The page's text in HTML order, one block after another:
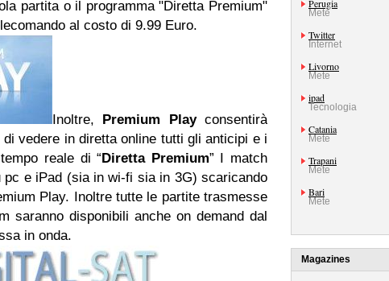
partita o il programma "Diretta Premium"
al costo di 9.99 Euro.
Inoltre, Premium Playconsentirà
vedere in diretta online tutti gli anticipi e i
reale di “Diretta Premium” I match
e iPad (sia in wi-fi sia in 3G) scaricando
Play. Inoltre tutte le partite trasmesse
saranno disponibili anche on demand dal
in onda.
Perugia
Mete
Twitter
Internet
Livorno
Mete
ipad
Tecnologia
Catania
Mete
Trapani
Mete
Bari
Mete
Magazines